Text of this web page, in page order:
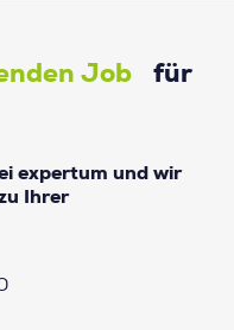
Job für
expertum und wir
Ihrer